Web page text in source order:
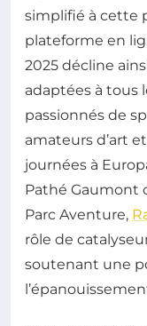
simplifié à cette
plateforme en
2025 décline
adaptées à tous
passionnés de
amateurs d’art
journées à
Pathé Gaumont
Parc Aventure,
rôle de
soutenant une